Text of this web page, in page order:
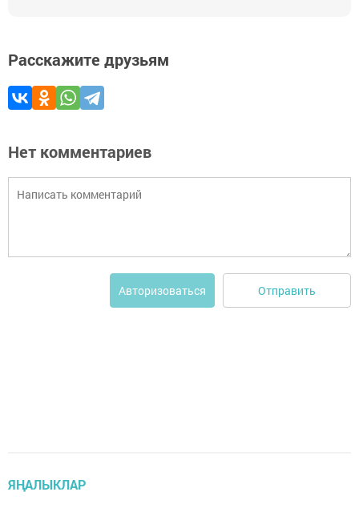
Расскажите друзьям
Нет комментариев
Авторизоваться Отправить
ЯҢАЛЫКЛАР